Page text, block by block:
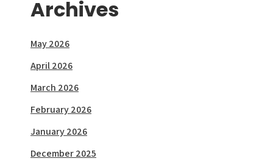
Archives
May 2026
April 2026
March 2026
February 2026
January 2026
December 2025